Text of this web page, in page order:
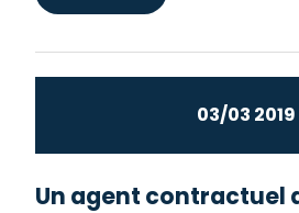
03/03 2019
Un agent contractuel